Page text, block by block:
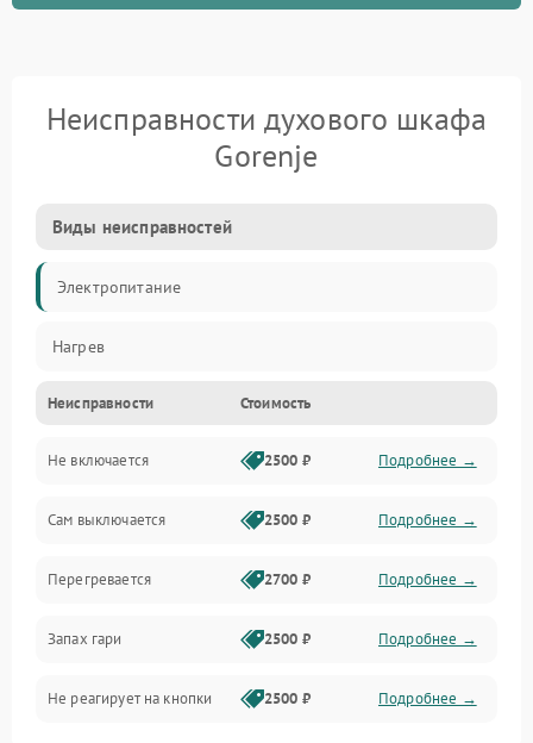
Неисправности духового шкафа
Gorenje
Виды неисправностей
Электропитание
Нагрев
Неисправности Стоимость
Не включается 2500 ₽ Подробнее →
Сам выключается 2500 ₽ Подробнее →
Перегревается 2700 ₽ Подробнее →
Запах гари 2500 ₽ Подробнее →
Не реагирует на кнопки 2500 ₽ Подробнее →